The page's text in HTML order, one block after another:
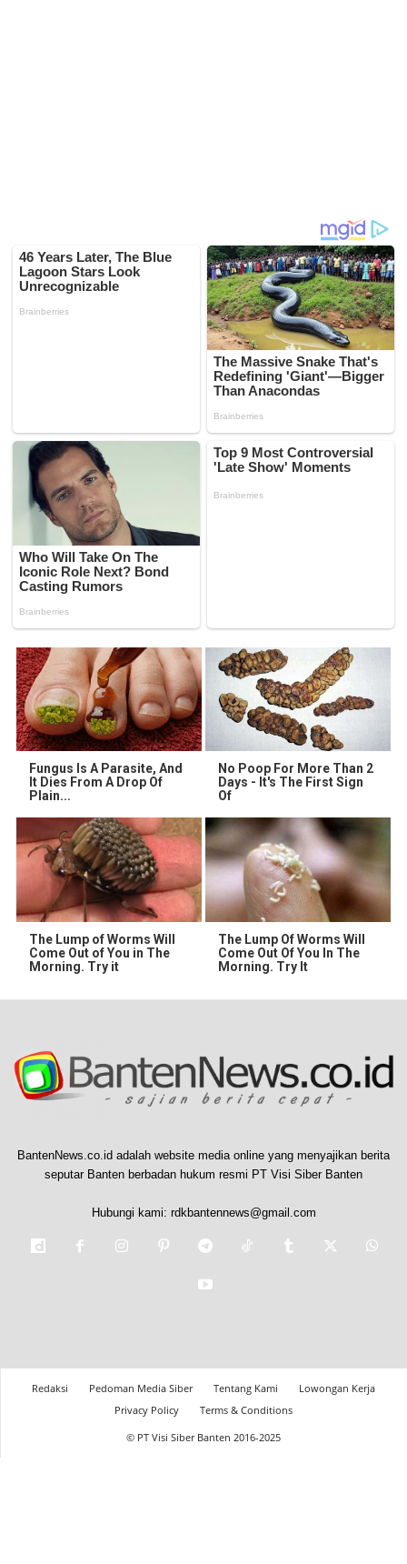
Fungus Is A Parasite, And
It Dies From A Drop Of
Plain...
No Poop For More Than 2
Days - It's The First Sign
Of
The Lump of Worms Will
Come Out of You in The
Morning. Try it
The Lump Of Worms Will
Come Out Of You In The
Morning. Try It
BantenNews.co.id adalah website media online yang menyajikan berita
seputar Banten berbadan hukum resmi PT Visi Siber Banten
Hubungi kami: rdkbantennews@gmail.com
Redaksi Pedoman Media Siber Tentang Kami
Lowongan Kerja
Privacy Policy
Terms & Conditions
© PT Visi Siber Banten 2016-2025